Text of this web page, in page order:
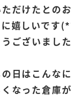
だけたとの
に嬉しいです
ございました
日はこんな
なった倉庫